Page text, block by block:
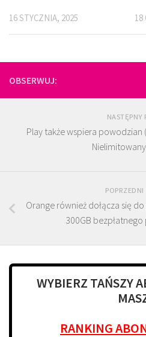
16 STYCZNIA, 2025 18
OBSERWUJ:
NASTĘPNY
Play także wspiera
Orange również dołącza się
300GB
WYBIERZ TAŃSZY
RANKING